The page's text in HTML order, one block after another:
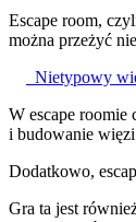
Escape room,
można przeżyć
Nietypowy
W escape roomie
i budowanie
Dodatkowo,
Gra ta jest